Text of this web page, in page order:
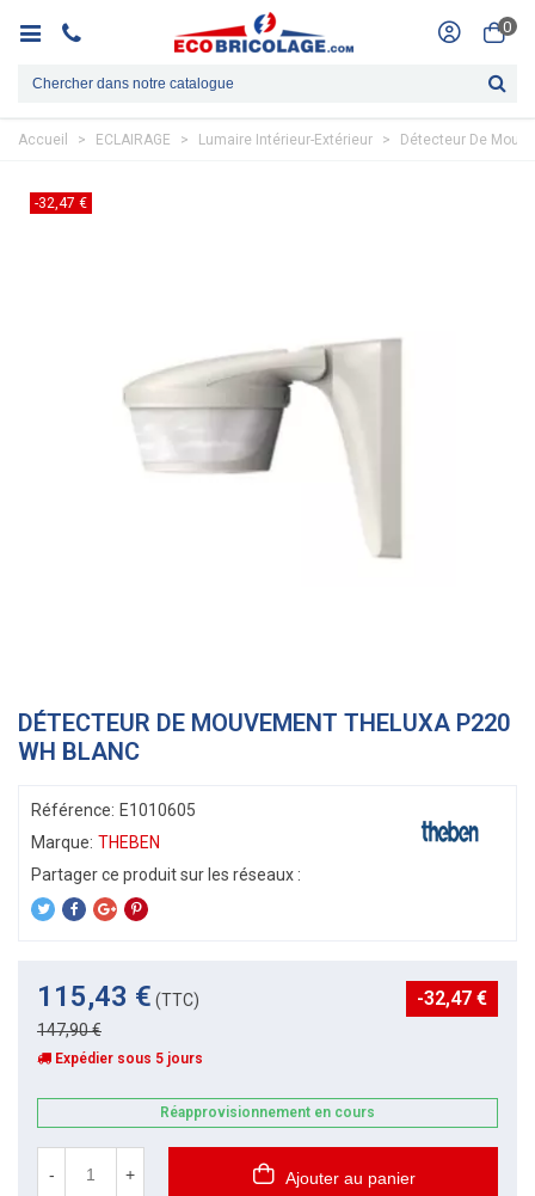
0
Accueil > ECLAIRAGE > Lumaire Intérieur-Extérieur > Détecteur De
-32,47 €
DÉTECTEUR DE MOUVEMENT THELUXA P220
WH BLANC
Référence: E1010605
Marque: THEBEN
115,43 € (TTC)
147,90 €
-32,47 €
Expédier sous 5 jours
Réapprovisionnement en cours
- + Ajouter au panier